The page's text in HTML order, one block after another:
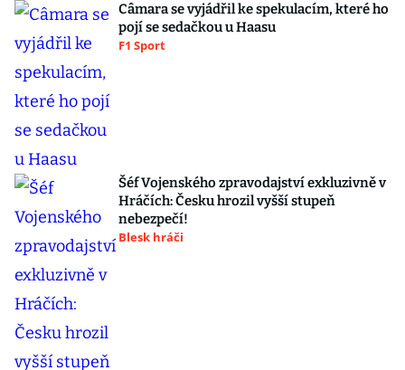
Câmara se vyjádřil ke spekulacím, které ho
pojí se sedačkou u Haasu
F1 Sport
Šéf Vojenského zpravodajství exkluzivně v
Hráčích: Česku hrozil vyšší stupeň
nebezpečí!
Blesk hráči